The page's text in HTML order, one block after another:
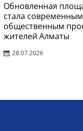
Обновленная
стала современным
общественным
жителей Алматы
28.07.2026